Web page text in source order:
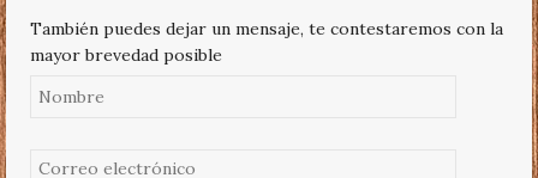
También puedes dejar un mensaje, te contestaremos con la
mayor brevedad posible